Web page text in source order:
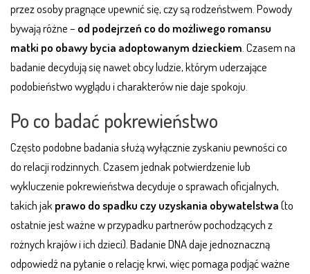
przez osoby pragnące upewnić się, czy są rodzeństwem. Powody
bywają różne – od podejrzeń co do możliwego romansu
matki po obawy bycia adoptowanym dzieckiem . Czasem na
badanie decydują się nawet obcy ludzie, którym uderzające
podobieństwo wyglądu i charakterów nie daje spokoju.
Po co badać pokrewieństwo
Często podobne badania służą wyłącznie zyskaniu pewności co
do relacji rodzinnych. Czasem jednak potwierdzenie lub
wykluczenie pokrewieństwa decyduje o sprawach oficjalnych,
takich jak prawo do spadku czy uzyskania obywatelstwa(to
ostatnie jest ważne w przypadku partnerów pochodzących z
rożnych krajów i ich dzieci). Badanie DNA daje jednoznaczną
odpowiedź na pytanie o relację krwi, więc pomaga podjąć ważne